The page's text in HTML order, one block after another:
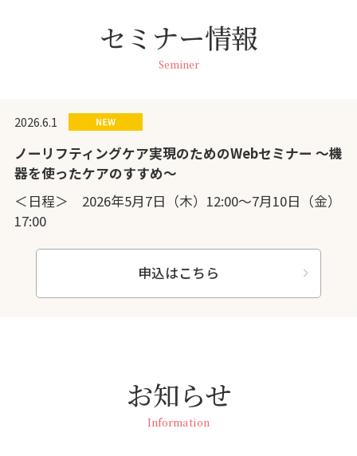
セミナー情報
Seminer
2026.6.1
ノーリフティングケア実現のためのWebセミナー ～機
器を使ったケアのすすめ～
＜日程＞ 2026年5月7日（木）12:00～7月10日（金）
17:00
申込はこちら